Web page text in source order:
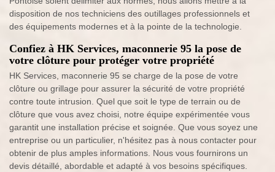
disposition de nos techniciens des outillages professionnels et
des équipements modernes et à la pointe de la technologie.
Confiez à HK Services, maconnerie 95 la pose de
votre clôture pour protéger votre propriété
HK Services, maconnerie 95 se charge de la pose de votre
clôture ou grillage pour assurer la sécurité de votre propriété
contre toute intrusion. Quel que soit le type de terrain ou de
clôture que vous avez choisi, notre équipe expérimentée vous
garantit une installation précise et soignée. Que vous soyez une
entreprise ou un particulier, n'hésitez pas à nous contacter pour
obtenir de plus amples informations. Nous vous fournirons un
devis détaillé, abordable et adapté à vos besoins spécifiques.